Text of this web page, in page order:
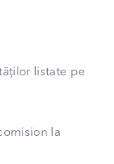
listate pe
la